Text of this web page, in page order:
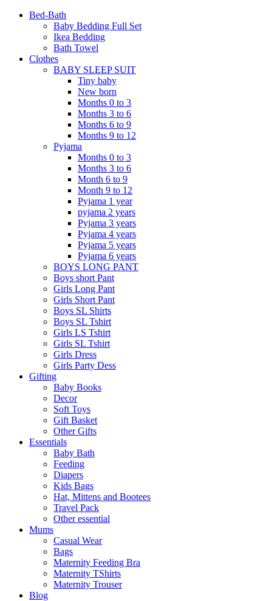
Bed-Bath
Baby Bedding Full Set
Ikea Bedding
Bath Towel
Clothes
BABY SLEEP SUIT
Tiny baby
New born
Months 0 to 3
Months 3 to 6
Months 6 to 9
Months 9 to 12
Pyjama
Months 0 to 3
Months 3 to 6
Month 6 to 9
Month 9 to 12
Pyjama 1 year
pyjama 2 years
Pyjama 3 years
Pyjama 4 years
Pyjama 5 years
Pyjama 6 years
BOYS LONG PANT
Boys short Pant
Girls Long Pant
Girls Short Pant
Boys SL Shirts
Boys SL Tshirt
Girls LS Tshirt
Girls SL Tshirt
Girls Dress
Girls Party Dess
Gifting
Baby Books
Decor
Soft Toys
Gift Basket
Other Gifts
Essentials
Baby Bath
Feeding
Diapers
Kids Bags
Hat, Mittens and Bootees
Travel Pack
Other essential
Mums
Casual Wear
Bags
Maternity Feeding Bra
Maternity TShirts
Maternity Trouser
Blog